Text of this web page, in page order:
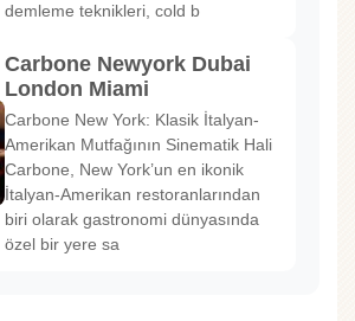
demleme teknikleri, cold b
Carbone Newyork Dubai
London Miami
Carbone New York: Klasik İtalyan-
Amerikan Mutfağının Sinematik Hali
Carbone, New York’un en ikonik
İtalyan-Amerikan restoranlarından
biri olarak gastronomi dünyasında
özel bir yere sa